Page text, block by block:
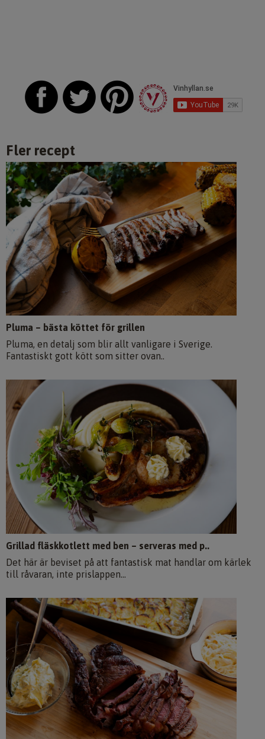
Fler recept
Pluma – bästa köttet för grillen
Pluma, en detalj som blir allt vanligare i Sverige.
Fantastiskt gott kött som sitter ovan..
Grillad fläskkotlett med ben – serveras med p..
Det här är beviset på att fantastisk mat handlar om kärlek
till råvaran, inte prislappen...